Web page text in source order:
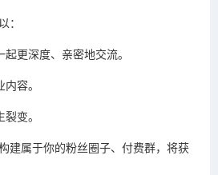
：
更深度、亲密地交流。
容。
变。
建属于你的粉丝圈子、付费群，将获